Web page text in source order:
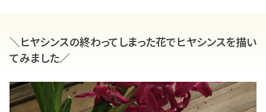
＼ヒヤシンスの終わってしまった花でヒヤシンスを描い
てみました／